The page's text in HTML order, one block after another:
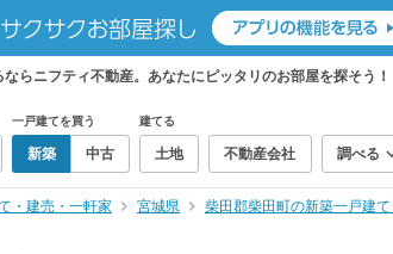
らニフティ不動産。あなたにピッタリのお部屋を探そう！
一戸建てを買う
新築 中古
建てる
土地 不動産会社 調べる
・建売・一軒家 宮城県 柴田郡柴田町の新築一戸建